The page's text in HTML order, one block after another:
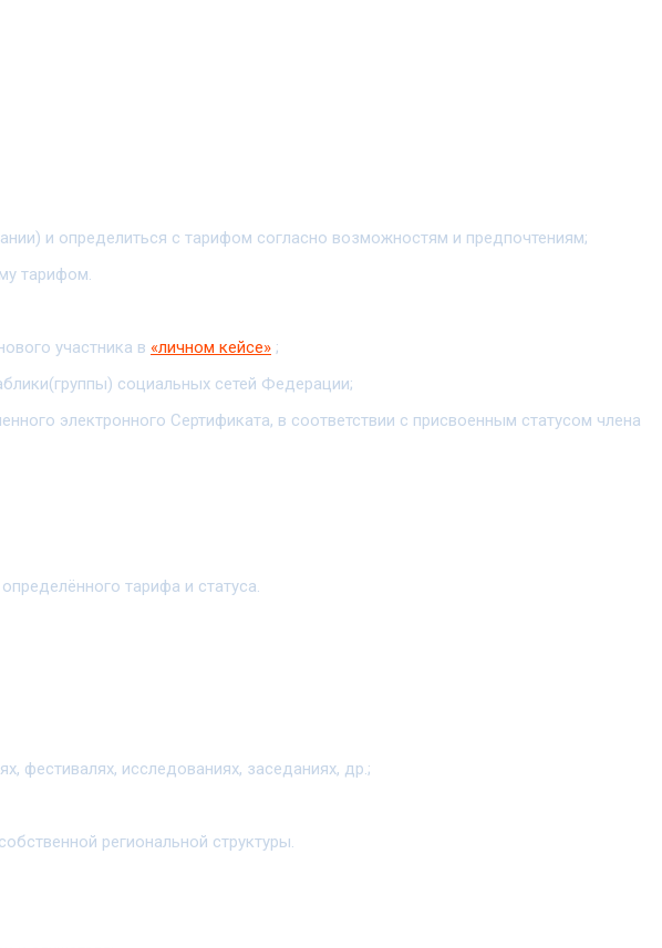
и определиться с тарифом согласно возможностям и предпочтениям;
тарифом.
участника в «личном кейсе» ;
социальных сетей Федерации;
электронного Сертификата, в соответствии с присвоенным статусом члена
тарифа и статуса.
фестивалях, исследованиях, заседаниях, др.;
региональной структуры.